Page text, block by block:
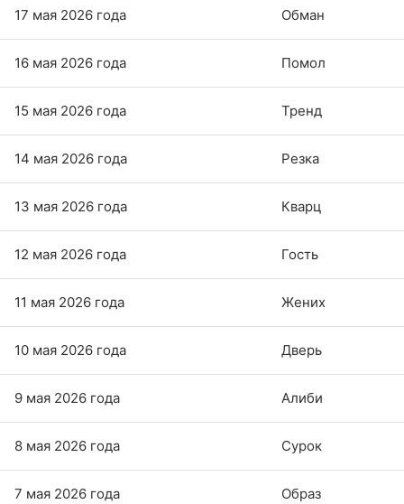
17 мая 2026 года Обман
16 мая 2026 года Помол
15 мая 2026 года Тренд
14 мая 2026 года Резка
13 мая 2026 года Кварц
12 мая 2026 года Гость
11 мая 2026 года Жених
10 мая 2026 года Дверь
9 мая 2026 года Алиби
8 мая 2026 года Сурок
7 мая 2026 года Образ